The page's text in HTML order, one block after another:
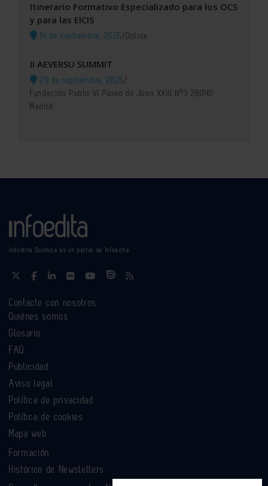
Itinerario Formativo Especializado para los OCS
y para las EICIS
14 de septiembre, 2026/Online
II AEVERSU SUMMIT
29 de septiembre, 2026/
Fundación Pablo VI Paseo de Juan XXIII Nº3 28040
Madrid
Industria Química es un portal de Infoedita
Contacte con nosotros
Quiénes somos
Glosario
FAQ
Publicidad
Aviso legal
Política de privacidad
Política de cookies
Mapa web
Formación
Histórico de Newsletters